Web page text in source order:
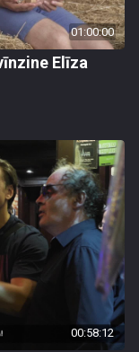
01:00:00
Elīza
00:58:12